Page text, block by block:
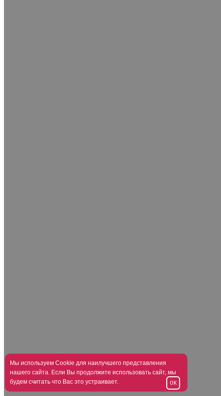
Мы используем Cookie для наилучшего представления
нашего сайта. Если Вы продолжите использовать сайт, мы
будем считать что Вас это устраивает.
OK